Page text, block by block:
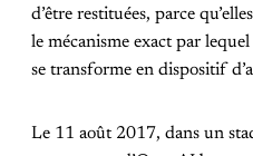
d’être restituées, parce
le mécanisme exact par
se transforme en dispositif
Le 11 août 2017, dans un